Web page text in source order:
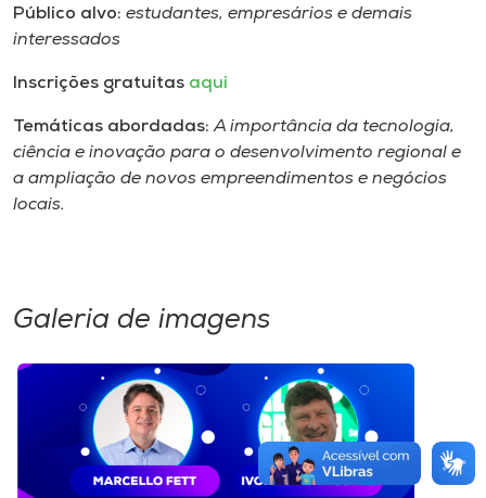
Público alvo: estudantes, empresários e demais
interessados
Inscrições gratuitas aqui
Temáticas abordadas:A importância da tecnologia,
ciência e inovação para o desenvolvimento regional e
a ampliação de novos empreendimentos e negócios
locais.
Galeria de imagens